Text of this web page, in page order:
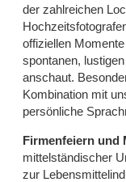
der zahlreichen
offiziellen
spontanen,
anschaut.
Kombination mit
persönliche
Firmenfeiern und
mittelständischer
zur